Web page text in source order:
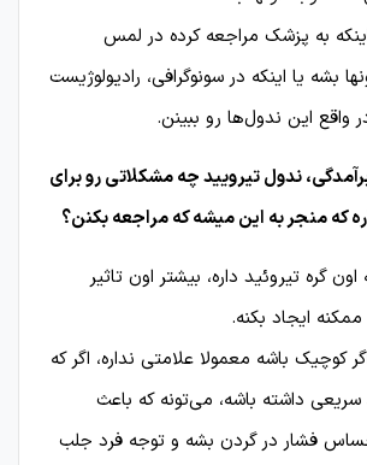
اینکه به پزشک مراجعه کرده در لمس
بشه یا اینکه در سونوگرافی، رادیولوژیست
واقع این ندول‌ها رو ببینن.
ندول تیرویید چه مشکلاتی رو برای
که منجر به این میشه که مراجعه بکنن؟
گره تیروئید داره، بیشتر اون تاثیر
ایجاد بکنه.
کوچیک باشه معمولا علامتی نداره، اگر که
داشته باشه، می‌تونه که باعث
فشار در گردن بشه و توجه فرد جلب